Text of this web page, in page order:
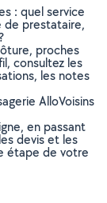
: quel service
de prestataire,
proches
consultez les
les notes
AlloVoisins
en passant
devis et les
étape de votre